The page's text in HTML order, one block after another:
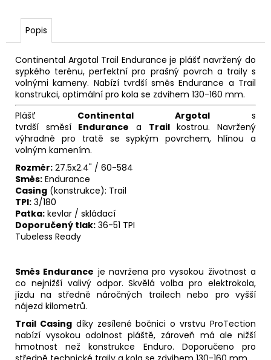
Popis
Continental Argotal Trail Endurance je plášť navržený do
sypkého terénu, perfektní pro prašný povrch a traily s
volnými kameny. Nabízí tvrdší směs Endurance a Trail
konstrukci, optimální pro kola se zdvihem 130-160 mm.
Plášť
Continental Argotal
s
tvrdší směsí
Endurance a Trailkostrou. Navržený
výhradně pro tratě se sypkým povrchem, hlínou a
volným kamením.
Rozměr: 27.5x2.4" / 60-584
Směs: Endurance
Casing (konstrukce): Trail
TPI: 3/180
Patka: kevlar / skládací
Doporučený tlak: 36-51 TPI
Tubeless Ready
Směs Endurance je navržena pro vysokou životnost a
co nejnižší valivý odpor. Skvělá volba pro elektrokola,
jízdu na středně náročných trailech nebo pro vyšší
nájezd kilometrů.
Trail Casing díky zesílené bočnici o vrstvu ProTection
nabízí vysokou odolnost pláště, zároveň má ale nižší
hmotnost než konstrukce Enduro. Doporučeno pro
e
POTAH
KOLA
OCHRANNÝ
MAX1
179
Kč